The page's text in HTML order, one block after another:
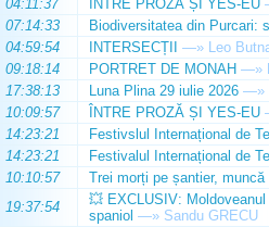
04:11:37
ÎNTRE PROZĂ ȘI YES-EU
07:14:33
Biodiversitatea din Purcari:
04:59:54
INTERSECȚII —» Leo
09:18:14
PORTRET DE MONAH —»
17:38:13
Luna Plina 29 iulie 2026 —»
10:09:57
ÎNTRE PROZĂ ȘI YES-EU
14:23:21
Festivslul Internațional de
14:23:21
Festivalul Internațional de
10:10:57
Trei morți pe șantier, muncă
19:37:54
💥 EXCLUSIV:
spaniol —» Sandu GRECU